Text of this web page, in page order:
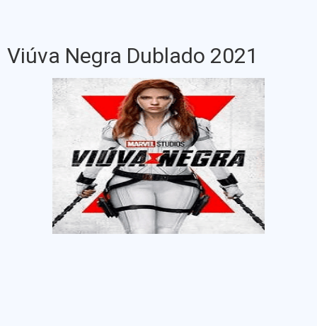
Viúva Negra Dublado 2021